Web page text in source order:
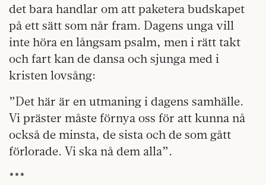
det bara handlar om att paketera budskapet
på ett sätt som når fram. Dagens unga vill
inte höra en långsam psalm, men i rätt takt
och fart kan de dansa och sjunga med i
kristen lovsång:
”Det här är en utmaning i dagens samhälle.
Vi präster måste förnya oss för att kunna nå
också de minsta, de sista och de som gått
förlorade. Vi ska nå dem alla”.
***